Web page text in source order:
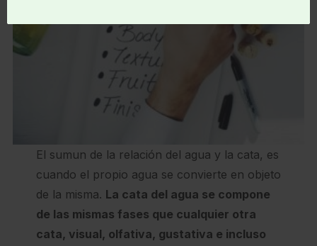
El sumun de la relación del agua y la cata, es
cuando el propio agua se convierte en objeto
de la misma. La cata del agua se compone
de las mismas fases que cualquier otra
cata, visual, olfativa, gustativa e incluso